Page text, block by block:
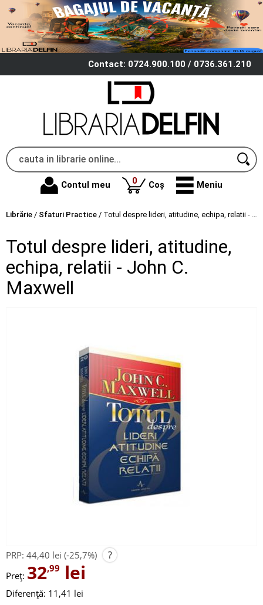
Contact: 0724.900.100 / 0736.361.210
Contul meu 0produse
Coș Meniu
Librărie / Sfaturi Practice / Totul despre lideri, atitudine, echipa, relatii - John C. Maxwell
Totul despre lideri, atitudine,
echipa, relatii - John C.
Maxwell
PRP: 44,40 lei (-25,7%) ?
Preț: 32,99 lei
Diferență: 11,41 lei